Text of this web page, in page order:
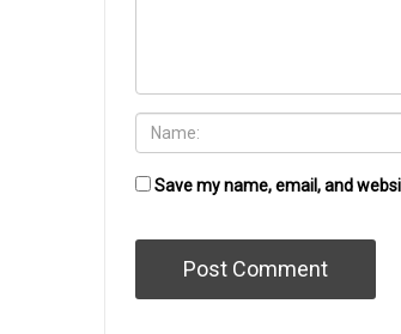
Save my name, email, and